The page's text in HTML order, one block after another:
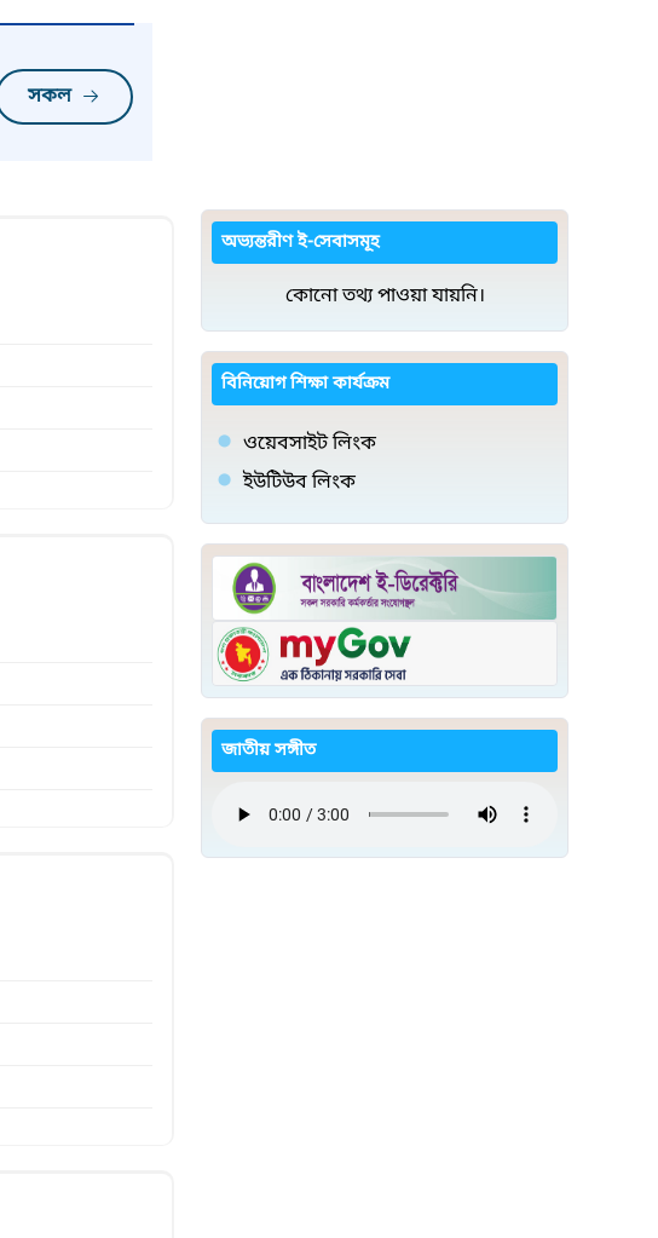
সকল
অভ্যন্তরীণ ই-সেবাসমূহ
কোনো তথ্য পাওয়া যায়নি।
বিনিয়োগ শিক্ষা কার্যক্রম
ওয়েবসাইট লিংক
ইউটিউব লিংক
জাতীয় সঙ্গীত